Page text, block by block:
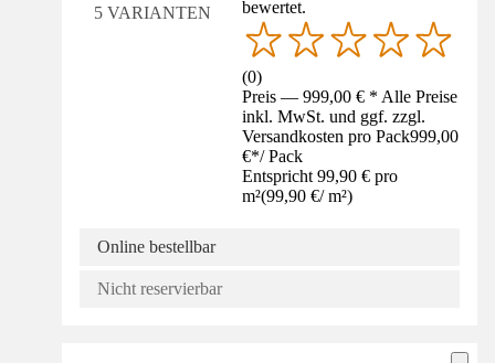
5 VARIANTEN
bewertet.
(0)
Preis — 999,00 € * Alle Preise
inkl. MwSt. und ggf. zzgl.
Versandkosten pro Pack999,00
€*/ Pack
Entspricht 99,90 € pro
m²(99,90 €/ m²)
Online bestellbar
Nicht reservierbar